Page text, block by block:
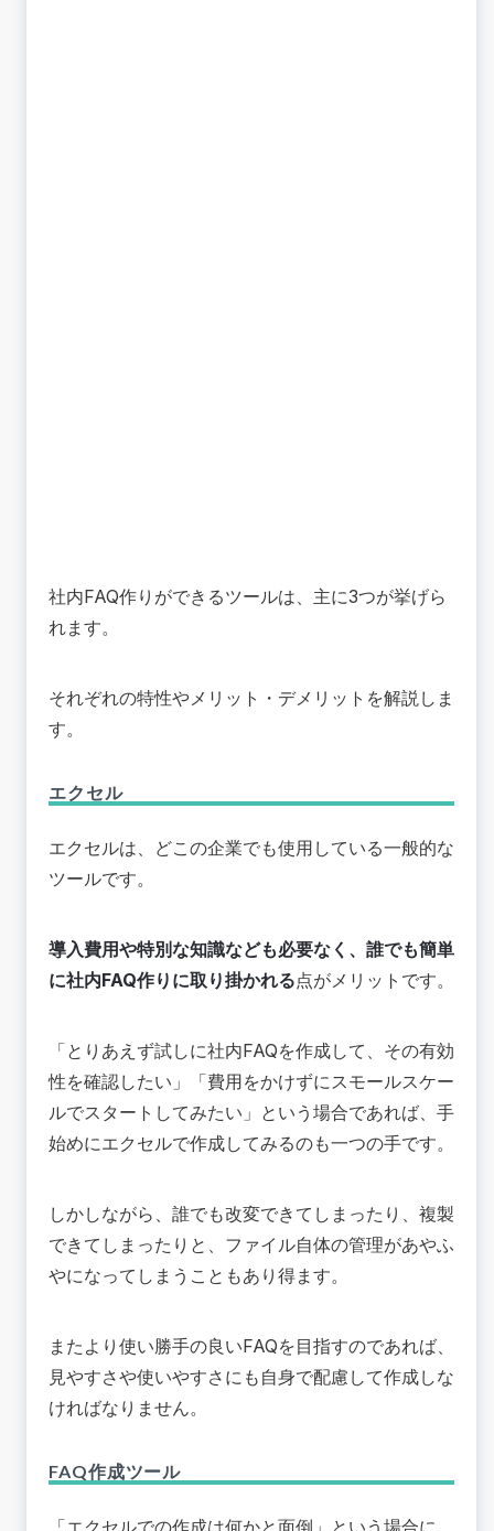
社内FAQ作りができるツールは、主に3つが挙げら
れます。
それぞれの特性やメリット・デメリットを解説しま
す。
エクセル
エクセルは、どこの企業でも使用している一般的な
ツールです。
導入費用や特別な知識なども必要なく、誰でも簡単
に社内FAQ作りに取り掛かれる点がメリットです。
「とりあえず試しに社内FAQを作成して、その有効
性を確認したい」「費用をかけずにスモールスケー
ルでスタートしてみたい」という場合であれば、手
始めにエクセルで作成してみるのも一つの手です。
しかしながら、誰でも改変できてしまったり、複製
できてしまったりと、ファイル自体の管理があやふ
やになってしまうこともあり得ます。
またより使い勝手の良いFAQを目指すのであれば、
見やすさや使いやすさにも自身で配慮して作成しな
ければなりません。
FAQ作成ツール